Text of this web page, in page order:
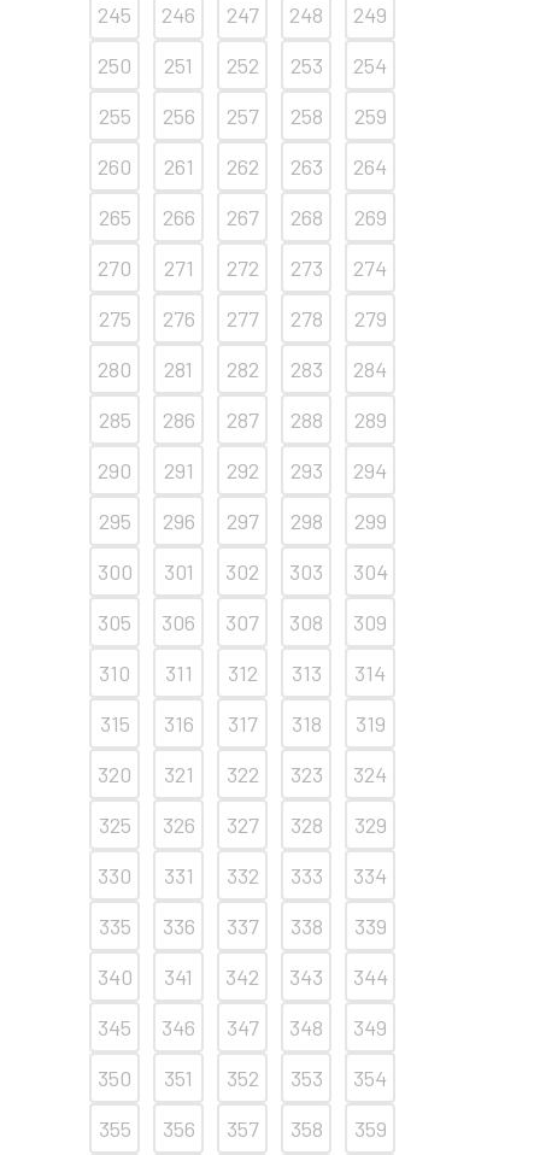
245
246 247 248
249
250
251 252 253
254
255
256 257 258
259
260
261 262 263
264
265
266 267 268
269
270
271 272 273
274
275
276 277 278
279
280
281 282 283
284
285
286 287 288
289
290
291 292 293
294
295
296 297 298
299
300
301 302 303
304
305
306 307 308
309
310
311 312 313
314
315
316 317 318
319
320
321 322 323
324
325
326 327 328
329
330
331 332 333
334
335
336 337 338
339
340
341 342 343
344
345
346 347 348
349
350
351 352 353
354
355
356 357 358
359